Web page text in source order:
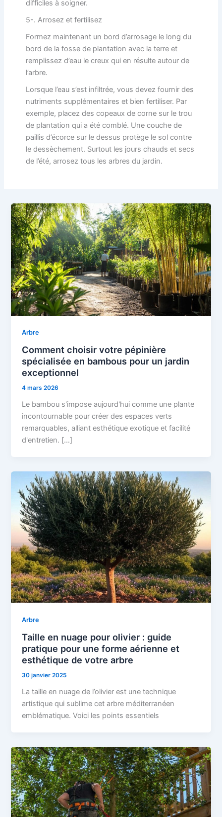
difficiles à soigner.
5-. Arrosez et fertilisez
Formez maintenant un bord d’arrosage le long du
bord de la fosse de plantation avec la terre et
remplissez d’eau le creux qui en résulte autour de
l’arbre.
Lorsque l’eau s’est infiltrée, vous devez fournir des
nutriments supplémentaires et bien fertiliser. Par
exemple, placez des copeaux de corne sur le trou
de plantation qui a été comblé. Une couche de
paillis d’écorce sur le dessus protège le sol contre
le dessèchement. Surtout les jours chauds et secs
de l’été, arrosez tous les arbres du jardin.
Arbre
Comment choisir votre pépinière
spécialisée en bambous pour un jardin
exceptionnel
4 mars 2026
Le bambou s'impose aujourd'hui comme une plante
incontournable pour créer des espaces verts
remarquables, alliant esthétique exotique et facilité
d'entretien. […]
Arbre
Taille en nuage pour olivier : guide
pratique pour une forme aérienne et
esthétique de votre arbre
30 janvier 2025
La taille en nuage de l’olivier est une technique
artistique qui sublime cet arbre méditerranéen
emblématique. Voici les points essentiels